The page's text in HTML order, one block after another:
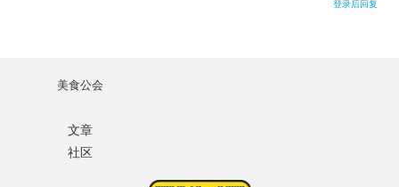
用户名或Email
登录后回复
美食公会
文章
社区